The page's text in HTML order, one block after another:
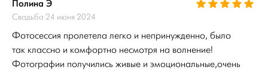
Полина Э
Свадьба 24 июня 2024
Фотосессия пролетела легко и непринужденно, было
так классно и комфортно несмотря на волнение!
Фотографии получились живые и эмоциональные,очень